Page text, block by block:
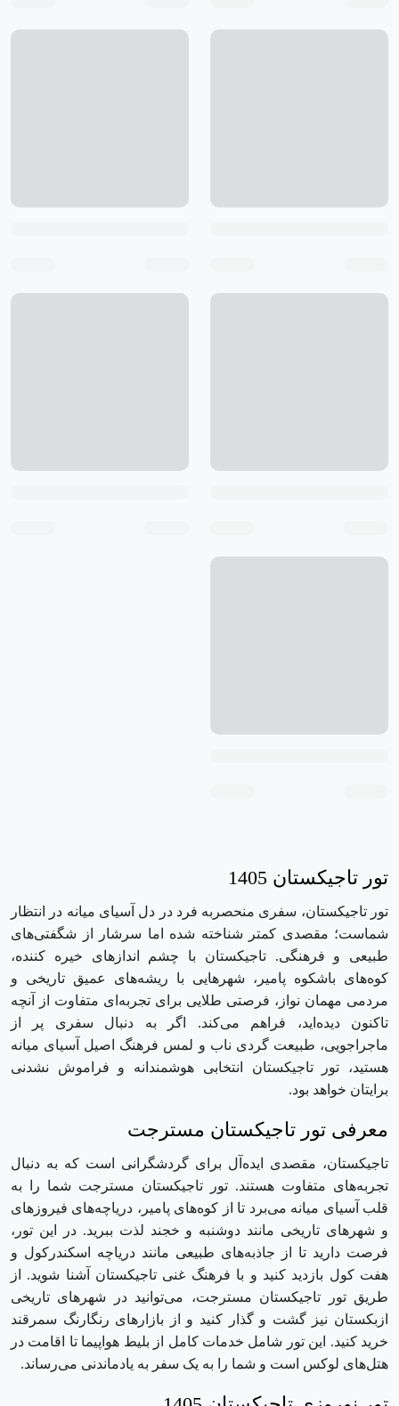
تور تاجیکستان 1405
تور تاجیکستان، سفری منحصربه ‌فرد در دل آسیای میانه در انتظار
شماست؛ مقصدی کمتر شناخته ‌شده اما سرشار از شگفتی‌های
طبیعی و فرهنگی. تاجیکستان با چشم ‌اندازهای خیره‌ کننده،
کوه‌های باشکوه پامیر، شهرهایی با ریشه‌های عمیق تاریخی و
مردمی مهمان ‌نواز، فرصتی طلایی برای تجربه‌ای متفاوت از آنچه
تاکنون دیده‌اید، فراهم می‌کند. اگر به‌ دنبال سفری پر از
ماجراجویی، طبیعت‌ گردی ناب و لمس فرهنگ اصیل آسیای میانه
هستید، تور تاجیکستان انتخابی هوشمندانه و فراموش ‌نشدنی
برایتان خواهد بود.
معرفی تور تاجیکستان مسترجت
تاجیکستان، مقصدی ایده‌آل برای گردشگرانی است که به دنبال
تجربه‌های متفاوت هستند. تور تاجیکستان مسترجت شما را به
قلب آسیای میانه می‌برد تا از کوه‌های پامیر، دریاچه‌های فیروزهای
و شهرهای تاریخی مانند دوشنبه و خجند لذت ببرید. در این تور،
فرصت دارید تا از جاذبه‌های طبیعی مانند دریاچه اسکندرکول و
هفت کول بازدید کنید و با فرهنگ غنی تاجیکستان آشنا شوید. از
طریق تور تاجیکستان مسترجت، می‌توانید در شهرهای تاریخی
ازبکستان نیز گشت ‌و گذار کنید و از بازارهای رنگارنگ سمرقند
خرید کنید. این تور شامل خدمات کامل از بلیط هواپیما تا اقامت در
هتل‌های لوکس است و شما را به یک سفر به یادماندنی می‌رساند.